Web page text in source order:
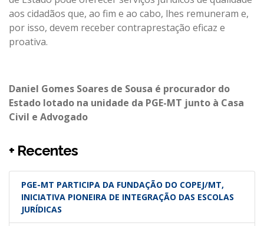
aos cidadãos que, ao fim e ao cabo, lhes remuneram e,
por isso, devem receber contraprestação eficaz e
proativa.
Daniel Gomes Soares de Sousa é procurador do
Estado lotado na unidade da PGE-MT junto à Casa
Civil e Advogado
+ Recentes
PGE-MT PARTICIPA DA FUNDAÇÃO DO COPEJ/MT,
INICIATIVA PIONEIRA DE INTEGRAÇÃO DAS ESCOLAS
JURÍDICAS